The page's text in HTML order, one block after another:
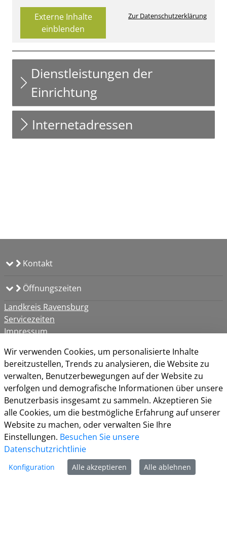
Externe Inhalte
einblenden
Zur Datenschutzerklärung
Dienstleistungen der
Einrichtung
Internetadressen
Kontakt
Öffnungszeiten
Landkreis Ravensburg
Servicezeiten
Impressum
Kontakt
Cookie-Richtlinie
Wir verwenden Cookies, um personalisierte Inhalte
bereitzustellen, Trends zu analysieren, die Website zu
verwalten, Benutzerbewegungen auf der Website zu
verfolgen und demografische Informationen über unsere
Benutzerbasis insgesamt zu sammeln. Akzeptieren Sie
alle Cookies, um die bestmögliche Erfahrung auf unserer
Website zu machen, oder verwalten Sie Ihre
Einstellungen. Besuchen Sie unsere
Datenschutzrichtlinie
Konfiguration Alle akzeptieren Alle ablehnen